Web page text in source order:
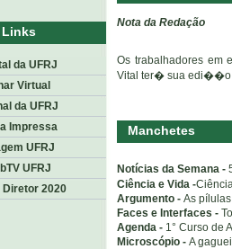
Nota da Redação
Os trabalhadores em
Vital ter� sua edi��o
Manchetes
Notícias da Semana -
Ciência e Vida -
Argumento - As
Faces e Interfaces -
Agenda - 1° Curso de
Microscópio - A
Links
da UFRJ
Virtual
da UFRJ
Impressa
UFRJ
UFRJ
Diretor 2020